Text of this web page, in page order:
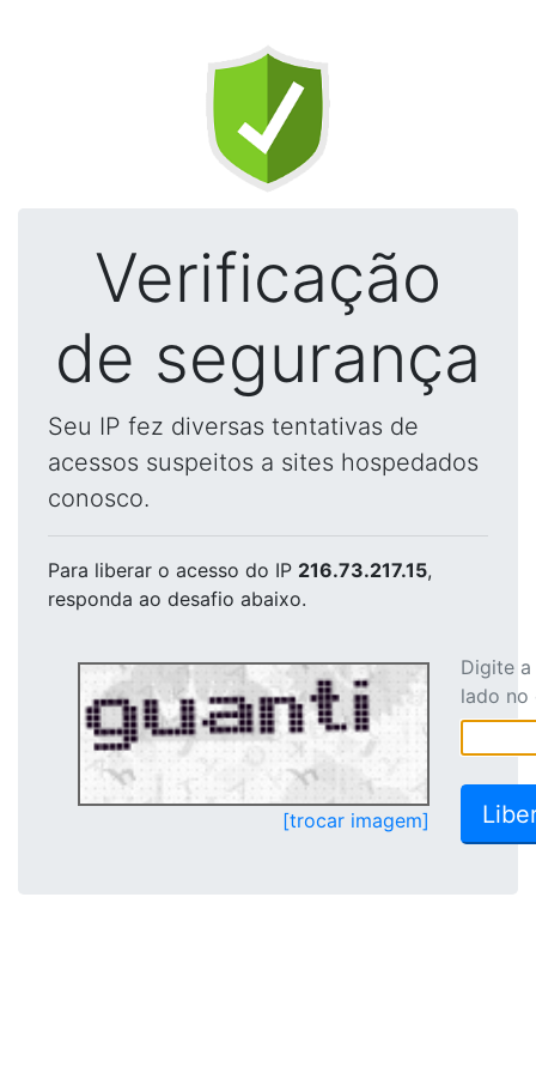
Verificação
de segurança
Seu IP fez diversas tentativas de
acessos suspeitos a sites hospedados
conosco.
Para liberar o acesso do IP 216.73.217.15,
responda ao desafio abaixo.
[trocar imagem]
Digite
lado no